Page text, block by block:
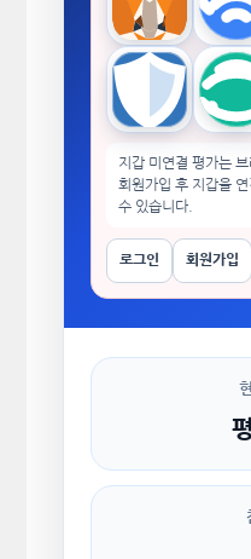
MetaMask
Trust Wallet
지갑 미연결 평가는
회원가입 후 지갑을
수 있습니다.
로그인 회원가입